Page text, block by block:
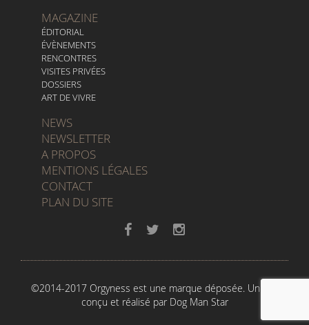
MAGAZINE
ÉDITORIAL
ÉVÈNEMENTS
RENCONTRES
VISITES PRIVÉES
DOSSIERS
ART DE VIVRE
NEWS
NEWSLETTER
A PROPOS
MENTIONS LÉGALES
CONTACT
PLAN DU SITE
©2014-2017 Orgyness est une marque déposée. Un site
conçu et réalisé par Dog Man Star